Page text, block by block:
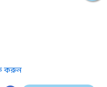
করুন